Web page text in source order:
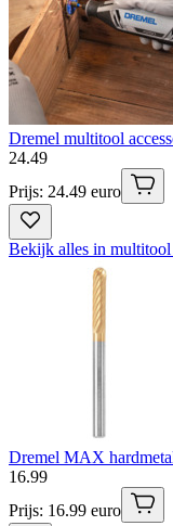
Dremel multitool
24.49
Prijs: 24.49 euro
Bekijk alles in multitool
Dremel MAX
16.99
Prijs: 16.99 euro